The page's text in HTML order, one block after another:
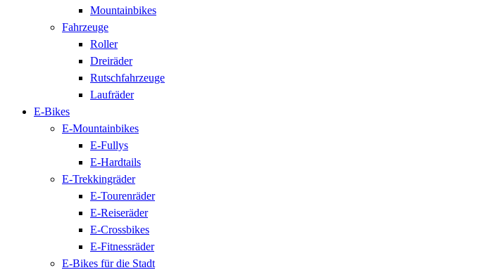
Mountainbikes
Fahrzeuge
Roller
Dreiräder
Rutschfahrzeuge
Laufräder
E-Bikes
E-Mountainbikes
E-Fullys
E-Hardtails
E-Trekkingräder
E-Tourenräder
E-Reiseräder
E-Crossbikes
E-Fitnessräder
E-Bikes für die Stadt